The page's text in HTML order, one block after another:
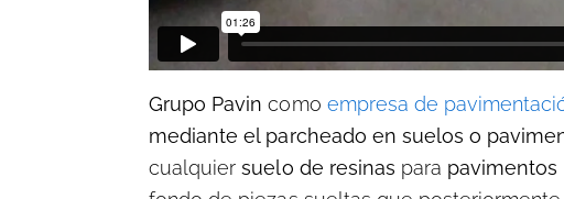
Grupo Pavin como empresa de
mediante el parcheado en suelos o
cualquiersuelo de resinas para pavimentos